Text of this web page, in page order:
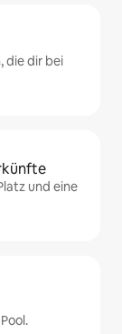
die dir bei
und eine